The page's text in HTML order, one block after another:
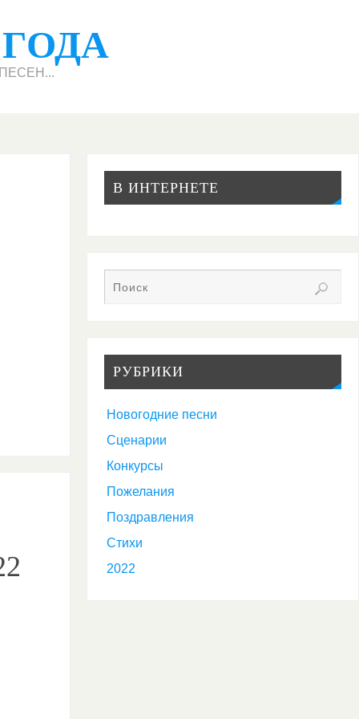
В ИНТЕРНЕТЕ
РУБРИКИ
Новогодние песни
Сценарии
Конкурсы
Пожелания
Поздравления
Стихи
2022